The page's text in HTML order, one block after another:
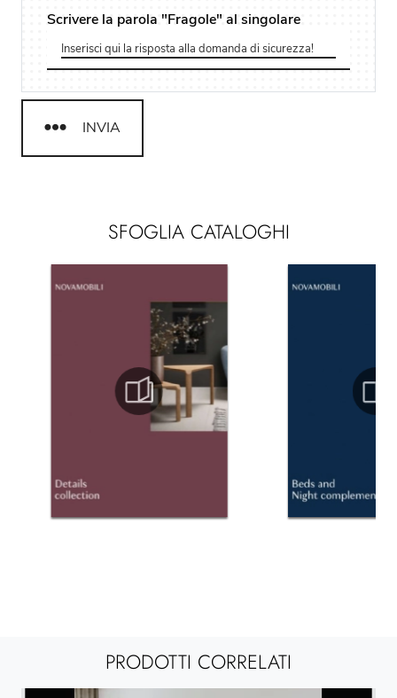
SFOGLIA CATALOGHI
Scrivere la parola "Fragole" al singolare
INVIA
PRODOTTI CORRELATI